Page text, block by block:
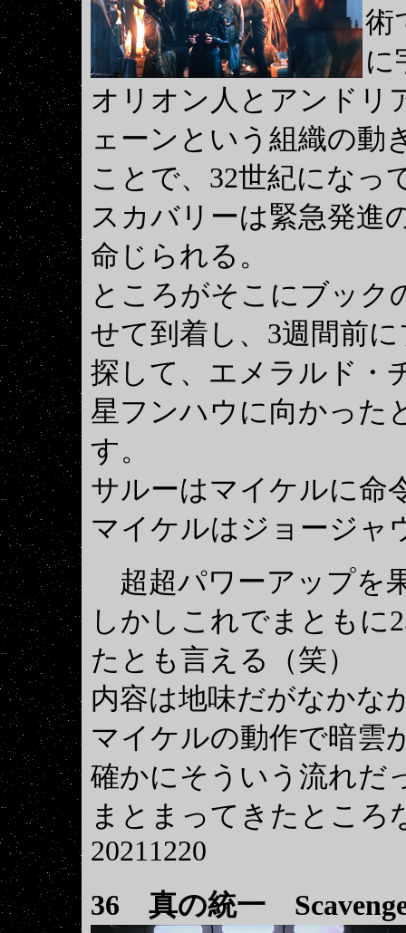
術
に
オリオン人とアンドリ
ェーンという組織の動
ことで、32世紀になっ
スカバリーは緊急発進
命じられる。
ところがそこにブック
せて到着し、3週間前
探して、エメラルド・
星フンハウに向かった
す。
サルーはマイケルに命
マイケルはジョージャ
超超パワーアップを
しかしこれでまともに
たとも言える（笑）
内容は地味だがなかな
マイケルの動作で暗雲
確かにそういう流れだ
まとまってきたところ
20211220
36 真の統一